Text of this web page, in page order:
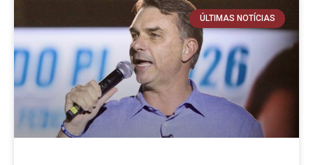
ÚLTIMAS NOTÍCIAS